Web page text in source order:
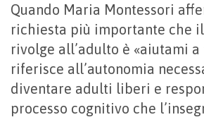
Quando Maria Montessori
richiesta più importante che
rivolge all’adulto è «aiutami a
riferisce all’autonomia
diventare adulti liberi e
processo cognitivo che